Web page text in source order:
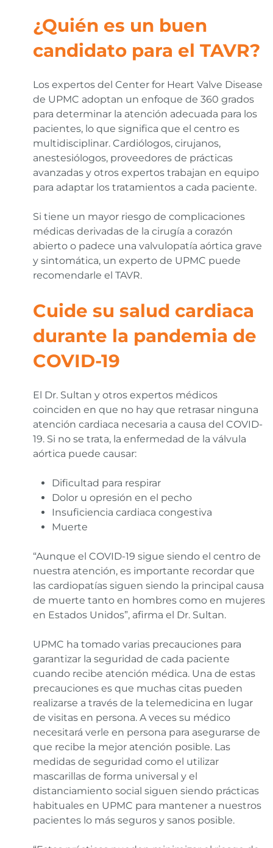
¿Quién es un buen
candidato para el TAVR?
Los expertos del Center for Heart Valve Disease
de UPMC adoptan un enfoque de 360 grados
para determinar la atención adecuada para los
pacientes, lo que significa que el centro es
multidisciplinar. Cardiólogos, cirujanos,
anestesiólogos, proveedores de prácticas
avanzadas y otros expertos trabajan en equipo
para adaptar los tratamientos a cada paciente.
Si tiene un mayor riesgo de complicaciones
médicas derivadas de la cirugía a corazón
abierto o padece una valvulopatía aórtica grave
y sintomática, un experto de UPMC puede
recomendarle el TAVR.
Cuide su salud cardiaca
durante la pandemia de
COVID-19
El Dr. Sultan y otros expertos médicos
coinciden en que no hay que retrasar ninguna
atención cardiaca necesaria a causa del COVID-
19. Si no se trata, la enfermedad de la válvula
aórtica puede causar:
Dificultad para respirar
Dolor u opresión en el pecho
Insuficiencia cardiaca congestiva
Muerte
“Aunque el COVID-19 sigue siendo el centro de
nuestra atención, es importante recordar que
las cardiopatías siguen siendo la principal causa
de muerte tanto en hombres como en mujeres
en Estados Unidos”, afirma el Dr. Sultan.
UPMC ha tomado varias precauciones para
garantizar la seguridad de cada paciente
cuando recibe atención médica. Una de estas
precauciones es que muchas citas pueden
realizarse a través de la telemedicina en lugar
de visitas en persona. A veces su médico
necesitará verle en persona para asegurarse de
que recibe la mejor atención posible. Las
medidas de seguridad como el utilizar
mascarillas de forma universal y el
distanciamiento social siguen siendo prácticas
habituales en UPMC para mantener a nuestros
pacientes lo más seguros y sanos posible.